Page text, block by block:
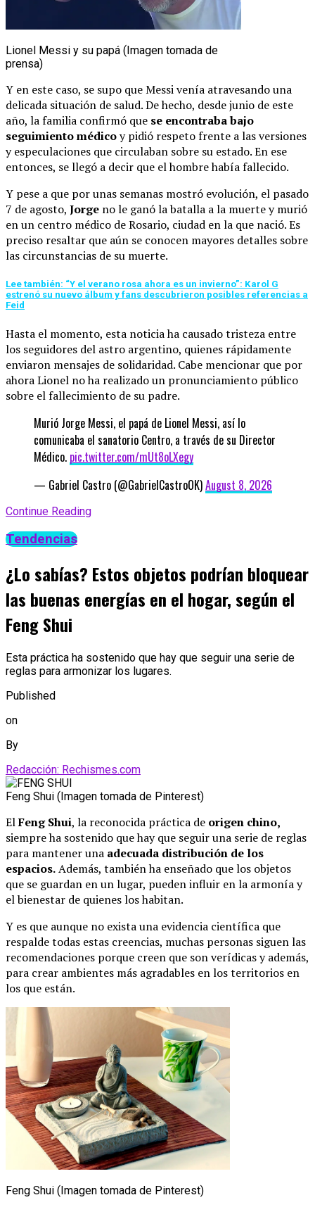
Lionel Messi y su papá (Imagen tomada de
prensa)
Y en este caso, se supo que Messi venía atravesando una
delicada situación de salud. De hecho, desde junio de este
año, la familia confirmó que se encontraba bajo
seguimiento médicoy pidió respeto frente a las versiones
y especulaciones que circulaban sobre su estado. En ese
entonces, se llegó a decir que el hombre había fallecido.
Y pese a que por unas semanas mostró evolución, el pasado
7 de agosto, Jorge no le ganó la batalla a la muerte y murió
en un centro médico de Rosario, ciudad en la que nació. Es
preciso resaltar que aún se conocen mayores detalles sobre
las circunstancias de su muerte.
Lee también: “Y el verano rosa ahora es un invierno”: Karol G
estrenó su nuevo álbum y fans descubrieron posibles referencias a
Feid
Hasta el momento, esta noticia ha causado tristeza entre
los seguidores del astro argentino, quienes rápidamente
enviaron mensajes de solidaridad. Cabe mencionar que por
ahora Lionel no ha realizado un pronunciamiento público
sobre el fallecimiento de su padre.
Murió Jorge Messi, el papá de Lionel Messi, así lo
comunicaba el sanatorio Centro, a través de su Director
Médico. pic.twitter.com/mUt8oLXegy
— Gabriel Castro (@GabrielCastroOK)August 8, 2026
Continue Reading
Tendencias
¿Lo sabías? Estos objetos podrían bloquear
las buenas energías en el hogar, según el
Feng Shui
Esta práctica ha sostenido que hay que seguir una serie de
reglas para armonizar los lugares.
Published
on
By
Redacción: Rechismes.com
Feng Shui (Imagen tomada de Pinterest)
ElFeng Shui, la reconocida práctica de origen chino,
siempre ha sostenido que hay que seguir una serie de reglas
para mantener una adecuada distribución de los
espacios.Además, también ha enseñado que los objetos
que se guardan en un lugar, pueden influir en la armonía y
el bienestar de quienes los habitan.
Y es que aunque no exista una evidencia científica que
respalde todas estas creencias, muchas personas siguen las
recomendaciones porque creen que son verídicas y además,
para crear ambientes más agradables en los territorios en
los que están.
Feng Shui (Imagen tomada de Pinterest)